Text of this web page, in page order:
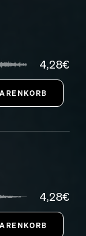
4,28€
4,28€